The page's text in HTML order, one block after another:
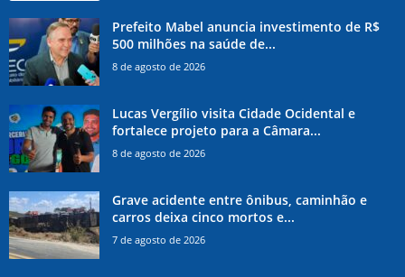
Prefeito Mabel anuncia investimento de R$
500 milhões na saúde de...
8 de agosto de 2026
Lucas Vergílio visita Cidade Ocidental e
fortalece projeto para a Câmara...
8 de agosto de 2026
Grave acidente entre ônibus, caminhão e
carros deixa cinco mortos e...
7 de agosto de 2026